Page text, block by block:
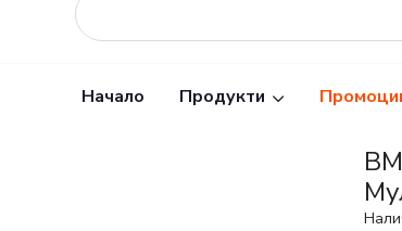
Начало Продукти